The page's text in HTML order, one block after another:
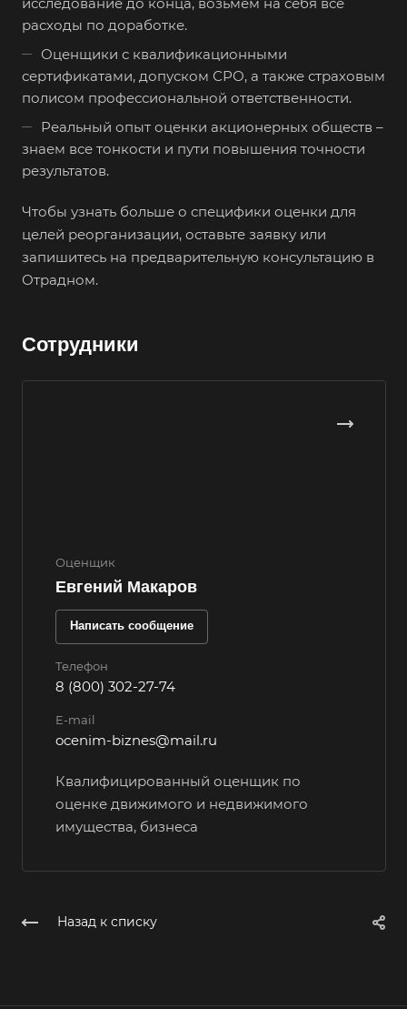
исследование до конца, возьмем на себя все
расходы по доработке.
Оценщики с квалификационными
сертификатами, допуском СРО, а также страховым
полисом профессиональной ответственности.
Реальный опыт оценки акционерных обществ –
знаем все тонкости и пути повышения точности
результатов.
Чтобы узнать больше о специфики оценки для
целей реорганизации, оставьте заявку или
запишитесь на предварительную консультацию в
Отрадном.
Сотрудники
Оценщик
Евгений Макаров
Написать сообщение
Телефон
8 (800) 302-27-74
E-mail
ocenim-biznes@mail.ru
Квалифицированный оценщик по
оценке движимого и недвижимого
имущества, бизнеса
Назад к списку
Буй
Буйнакск
Бутурлиновка
Валдай
Валуйки
Великие Луки
Великий Новгород
Великий Устюг
Вельск
Верещагино
Верхняя Салда
Видное
Волжск
Волжский
Вологда
Волоколамск
Волосово
Воронеж